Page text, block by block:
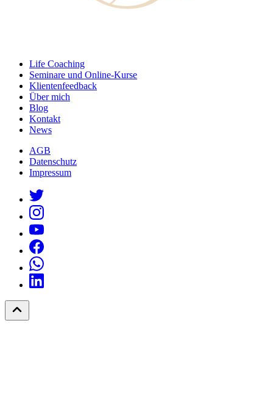
Life Coaching
Seminare und Online-Kurse
Klientenfeedback
Über mich
Blog
Kontakt
News
AGB
Datenschutz
Impressum